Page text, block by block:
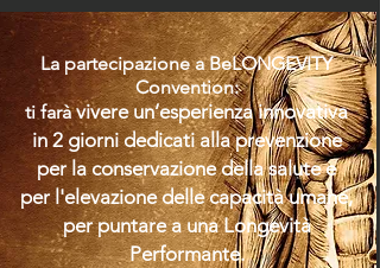
La partecipazione a BeLONGEVITY
Convention:
ti faràvivere un’esperienza innovativa
in 2 giorni dedicati alla prevenzione
per la conservazione della salute e
per l'elevazione delle capacità umane,
per puntare a una Longevità
Performante.